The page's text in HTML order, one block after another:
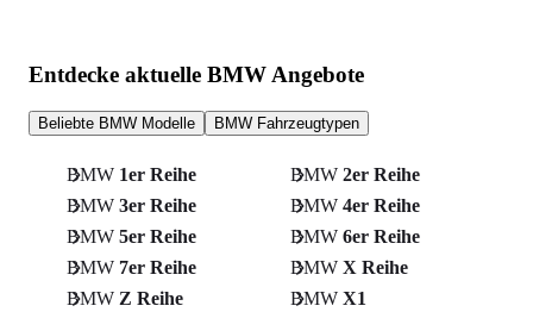
Entdecke aktuelle BMW Angebote
Beliebte BMW Modelle BMW Fahrzeugtypen
BMW 1er Reihe BMW 2er Reihe
BMW 3er Reihe BMW 4er Reihe
BMW 5er Reihe BMW 6er Reihe
BMW 7er Reihe BMW X Reihe
BMW Z Reihe BMW X1